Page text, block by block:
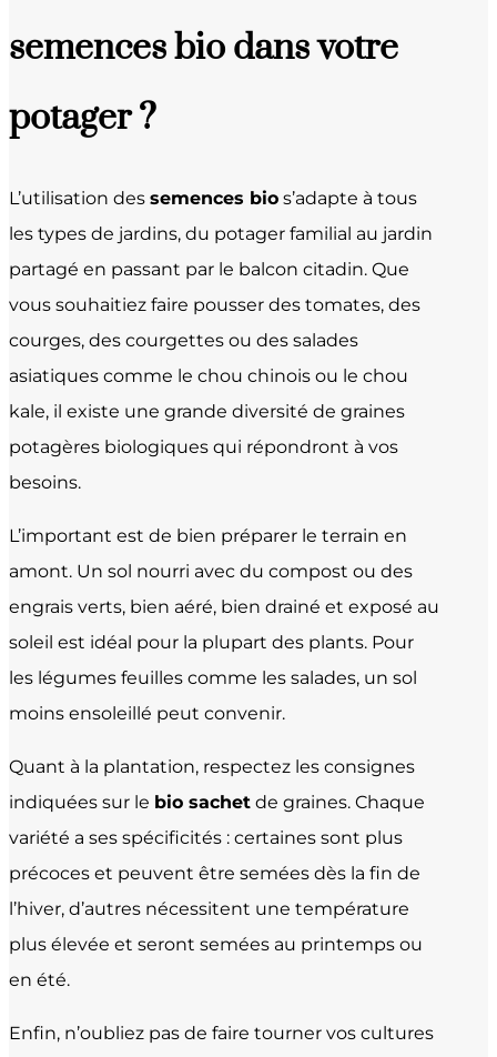
semences bio dans votre
potager ?
L’utilisation des semences bio s’adapte à tous
les types de jardins, du potager familial au jardin
partagé en passant par le balcon citadin. Que
vous souhaitiez faire pousser des tomates, des
courges, des courgettes ou des salades
asiatiques comme le chou chinois ou le chou
kale, il existe une grande diversité de graines
potagères biologiques qui répondront à vos
besoins.
L’important est de bien préparer le terrain en
amont. Un sol nourri avec du compost ou des
engrais verts, bien aéré, bien drainé et exposé au
soleil est idéal pour la plupart des plants. Pour
les légumes feuilles comme les salades, un sol
moins ensoleillé peut convenir.
Quant à la plantation, respectez les consignes
indiquées sur le bio sachet de graines. Chaque
variété a ses spécificités : certaines sont plus
précoces et peuvent être semées dès la fin de
l’hiver, d’autres nécessitent une température
plus élevée et seront semées au printemps ou
en été.
Enfin, n’oubliez pas de faire tourner vos cultures